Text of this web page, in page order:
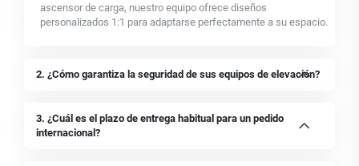
ascensor de carga, nuestro equipo ofrece diseños
personalizados 1:1 para adaptarse perfectamente a su espacio.
2. ¿Cómo garantiza la seguridad de sus equipos de elevación?
3. ¿Cuál es el plazo de entrega habitual para un pedido
internacional?